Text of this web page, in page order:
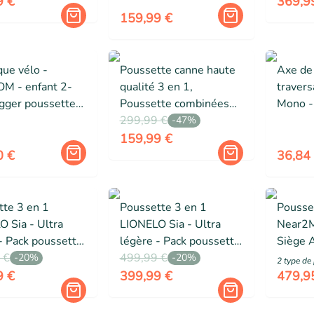
159,99 €
vélo -
- enfant 2-
poussette 2
- acier - rouge
€
Poussette canne haute
qualité 3 en 1,
Poussette combinées
bebe - Magic ZC -
Sièges auto, nacelle,
Acec grand panier, V9
299,99 € -47%
159,99 €
Axe
Mono
36,84
3 en 1
Sia - Ultra
Pack poussette
- Siège auto -
pluie -
- Beige
€ -20%
€
Poussette 3 en 1
LIONELO Sia - Ultra
légère - Pack poussette
- Nacelle - Siège auto -
Habillage pluie -
Moustiquaire - Noir
499,99 € -20%
399,99 €
Siège
2type